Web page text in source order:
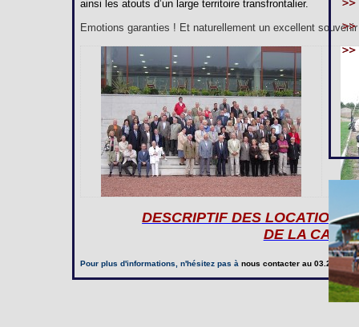
ainsi les atouts d’un large territoire transfrontalier.
Emotions garanties ! Et naturellement un excellent
DESCRIPTIF DES LOCATIONS
DE LA
Pour plus d'informations, n'hésitez pas à nous contacterau